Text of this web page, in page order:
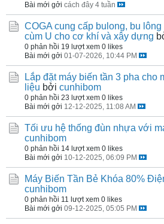
Bài mới gởi cách đây 4 tuần
COGA cung cấp bulong, bu lông
cùm U cho cơ khí và xây dựng
0 phản hồi 19 lượt xem 0 likes
Bài mới gởi 01-07-2026, 10:44 PM
Lắp đặt máy biến tần 3 pha cho
liệu bởi cunhibom
0 phản hồi 23 lượt xem 0 likes
Bài mới gởi 12-12-2025, 11:08 AM
Tối ưu hệ thống đùn nhựa với
cunhibom
0 phản hồi 14 lượt xem 0 likes
Bài mới gởi 10-12-2025, 06:09 PM
Máy Biến Tần Bẻ Khóa 80%
cunhibom
0 phản hồi 11 lượt xem 0 likes
Bài mới gởi 09-12-2025, 05:05 PM